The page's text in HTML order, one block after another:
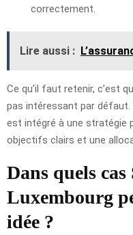
correctement.
Lire aussi :
Ce qu’il faut retenir, c’est
pas intéressant par défaut.
est intégré à une stratégie
objectifs clairs et une
Dans quels
Luxembourg
idée ?